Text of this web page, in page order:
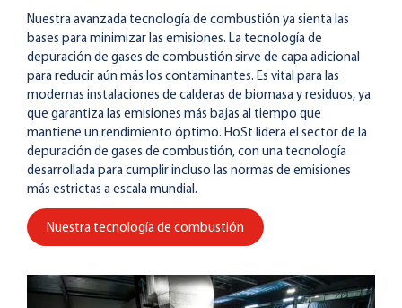
Nuestra avanzada tecnología de combustión ya sienta las
bases para minimizar las emisiones. La tecnología de
depuración de gases de combustión sirve de capa adicional
para reducir aún más los contaminantes. Es vital para las
modernas instalaciones de calderas de biomasa y residuos, ya
que garantiza las emisiones más bajas al tiempo que
mantiene un rendimiento óptimo. HoSt lidera el sector de la
depuración de gases de combustión, con una tecnología
desarrollada para cumplir incluso las normas de emisiones
más estrictas a escala mundial.
Nuestra tecnología de combustión